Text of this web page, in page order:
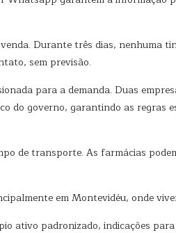
Durante três dias, nenhuma
sem previsão.
para a demanda. Duas
do governo, garantindo as regras
de transporte. As farmácias
em Montevidéu, onde
ativo padronizado, indicações